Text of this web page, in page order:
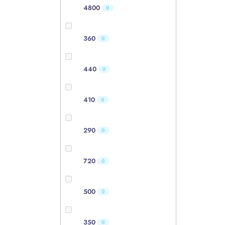
4800 0
360 0
440 0
410 0
290 0
720 0
500 0
350 0